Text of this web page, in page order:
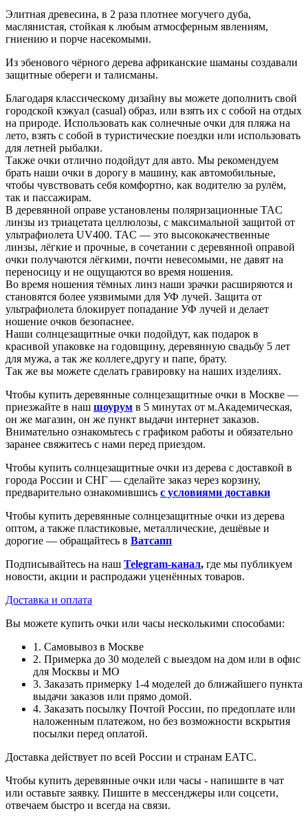
Элитная древесина, в 2 раза плотнее могучего дуба,
маслянистая, стойкая к любым атмосферным явлениям,
гниению и порче насекомыми.
Из эбенового чёрного дерева африканские шаманы создавали
защитные обереги и талисманы.
Благодаря классическому дизайну вы можете дополнить свой
городской кэжуал (casual) образ, или взять их с собой на отдых
на природе. Использовать как солнечные очки для пляжа на
лето, взять с собой в туристические поездки или использовать
для летней рыбалки.
Также очки отлично подойдут для авто. Мы рекомендуем
брать наши очки в дорогу в машину, как автомобильные,
чтобы чувствовать себя комфортно, как водителю за рулём,
так и пассажирам.
В деревянной оправе установлены поляризационные TAC
линзы из триацетата целлюлозы, с максимальной защитой от
ультрафиолета UV400. TAC — это высококачественные
линзы, лёгкие и прочные, в сочетании с деревянной оправой
очки получаются лёгкими, почти невесомыми, не давят на
переносицу и не ощущаются во время ношения.
Во время ношения тёмных линз наши зрачки расширяются и
становятся более уязвимыми для УФ лучей. Защита от
ультрафиолета блокирует попадание УФ лучей и делает
ношение очков безопаснее.
Наши солнцезащитные очки подойдут, как подарок в
красивой упаковке на годовщину, деревянную свадьбу 5 лет
для мужа, а так же коллеге,другу и папе, брату.
Так же вы можете сделать гравировку на наших изделиях.
Чтобы купить деревянные солнцезащитные очки в Москве —
приезжайте в наш шоурум в 5 минутах от м.Академическая,
он же магазин, он же пункт выдачи интернет заказов.
Внимательно ознакомьтесь с графиком работы и обязательно
заранее свяжитесь с нами перед приездом.
Чтобы купить солнцезащитные очки из дерева с доставкой в
города России и СНГ — сделайте заказ через корзину,
предварительно ознакомившись с условиями доставки
Чтобы купить деревянные солнцезащитные очки из дерева
оптом, а также пластиковые, металлические, дешёвые и
дорогие — обращайтесь в Ватсапп
Подписывайтесь на наш Telegram-канал, где мы публикуем
новости, акции и распродажи уценённых товаров.
Доставка и оплата
Вы можете купить очки или часы несколькими способами:
1. Самовывоз в Москве
2. Примерка до 30 моделей с выездом на дом или в офис
для Москвы и МО
3. Заказать примерку 1-4 моделей до ближайшего пункта
выдачи заказов или прямо домой.
4. Заказать посылку Почтой России, по предоплате или
наложенным платежом, но без возможности вскрытия
посылки перед оплатой.
Доставка действует по всей России и странам ЕАТС.
Чтобы купить деревянные очки или часы - напишите в чат
или оставьте заявку. Пишите в мессенджеры или соцсети,
отвечаем быстро и всегда на связи.